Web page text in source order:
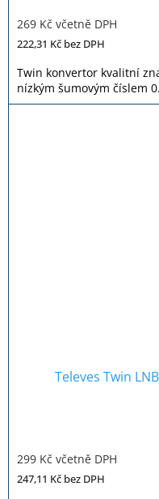
269 Kč včetně DPH
222,31 Kč bez DPH
Twin konvertor kvalitní
nízkým šumovým číslem
Televes Twin
299 Kč včetně DPH
247,11 Kč bez DPH